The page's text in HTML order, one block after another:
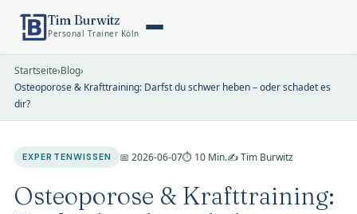
Tim Burwitz
Personal Trainer Köln
Startseite›Blog›
Osteoporose & Krafttraining: Darfst du schwer heben – oder schadet es
dir?
EXPERTENWISSEN 📅 2026-06-07⏱ 10 Min.✍️ Tim Burwitz
Osteoporose & Krafttraining: